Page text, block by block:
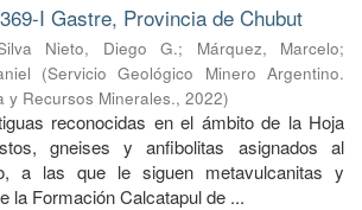
I Gastre, Provincia de Chubut
Nieto, Diego G.; Márquez, Marcelo;
(Servicio Geológico Minero Argentino.
y Recursos Minerales., 2022)
reconocidas en el ámbito de la Hoja
gneises y anfibolitas asignados al
a las que le siguen metavulcanitas y
la Formación Calcatapul de ...